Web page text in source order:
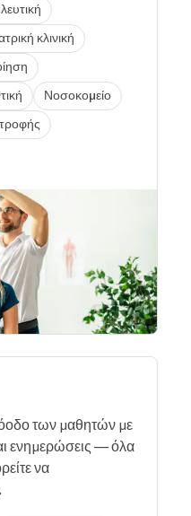
κλινική
Νοσοκομείο
των μαθητών με
ενημερώσεις — όλα
να